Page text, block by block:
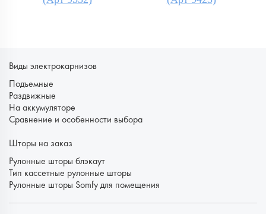
Виды электрокарнизов
Подъемные
Раздвижные
На аккумуляторе
Сравнение и особенности выбора
Шторы на заказ
Рулонные шторы блэкаут
Тип кассетные рулонные шторы
Рулонные шторы Somfy для помещения